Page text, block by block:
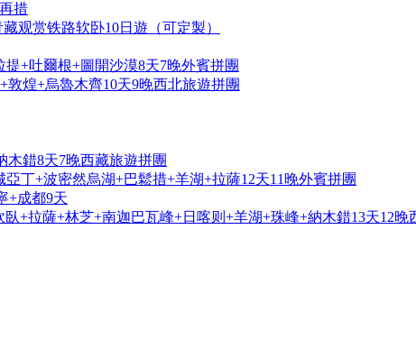
措
观赏铁路软卧10日遊（可定製）
+吐爾根+圖開沙漠8天7晚外賓拼團
煌+烏魯木齊10天9晚西北旅遊拼團
木錯8天7晚西藏旅遊拼團
丁+波密然烏湖+巴鬆措+羊湖+拉薩12天11晚外賓拼團
+成都9天
+拉薩+林芝+南迦巴瓦峰+日喀则+羊湖+珠峰+納木錯13天12晚